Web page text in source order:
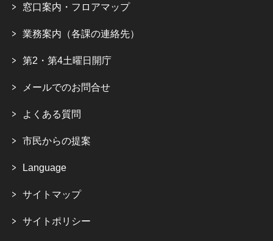
窓口案内・フロアマップ
業務案内（各課の連絡先）
第2・第4土曜日開庁
メールでのお問合せ
よくある質問
市民からの提案
Language
サイトマップ
サイトポリシー